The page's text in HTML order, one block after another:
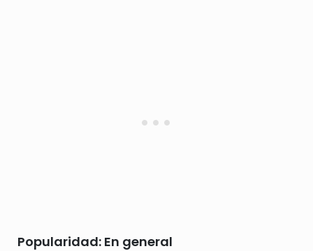
Popularidad: En general